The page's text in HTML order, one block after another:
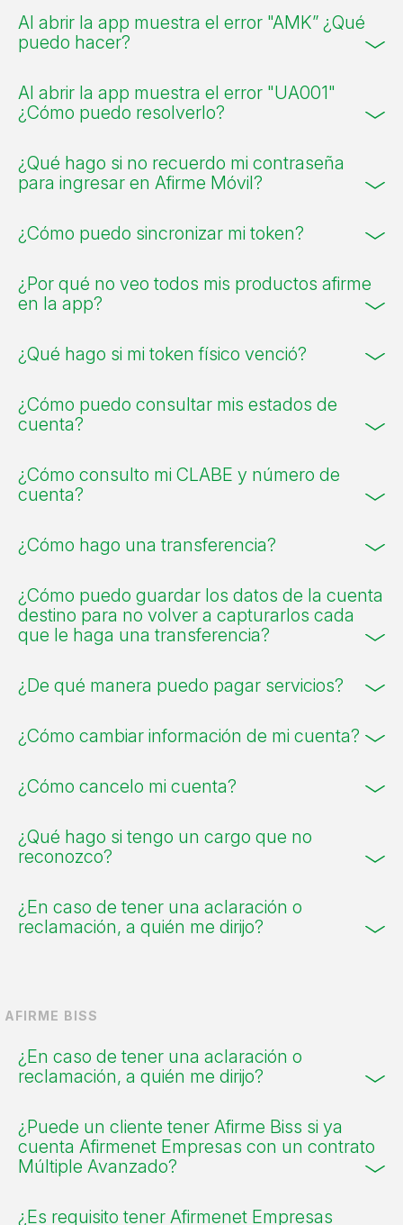
Al abrir la app muestra el error "AMK” ¿Qué
puedo hacer?
Al abrir la app muestra el error "UA001"
¿Cómo puedo resolverlo?
¿Qué hago si no recuerdo mi contraseña
para ingresar en Afirme Móvil?
¿Cómo puedo sincronizar mi token?
¿Por qué no veo todos mis productos afirme
en la app?
¿Qué hago si mi token físico venció?
¿Cómo puedo consultar mis estados de
cuenta?
¿Cómo consulto mi CLABE y número de
cuenta?
¿Cómo hago una transferencia?
¿Cómo puedo guardar los datos de la cuenta
destino para no volver a capturarlos cada
que le haga una transferencia?
¿De qué manera puedo pagar servicios?
¿Cómo cambiar información de mi cuenta?
¿Cómo cancelo mi cuenta?
¿Qué hago si tengo un cargo que no
reconozco?
¿En caso de tener una aclaración o
reclamación, a quién me dirijo?
AFIRME BISS
¿En caso de tener una aclaración o
reclamación, a quién me dirijo?
¿Puede un cliente tener Afirme Biss si ya
cuenta Afirmenet Empresas con un contrato
Múltiple Avanzado?
¿Es requisito tener Afirmenet Empresas